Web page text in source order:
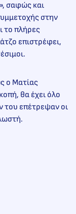
σαφώς και
στην
το πλήρες
επιστρέφει,
ο Ματίας
θα έχει όλο
του επέτρεψαν οι